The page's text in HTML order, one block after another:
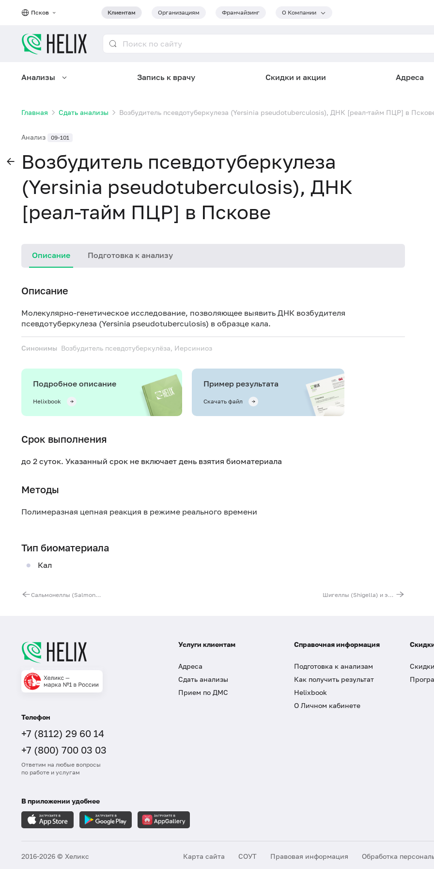
Псков Клиентам Организациям Франчайзинг О Компании
Анализы Запись к врачу Скидки и акции Адреса
Главная Сдать анализы Возбудитель псевдотуберкулеза (Yersinia pseudotuberculosis), ДНК [реал-тайм ПЦР] в
Анализ 09-101
Возбудитель псевдотуберкулеза
(Yersinia pseudotuberculosis), ДНК
[реал-тайм ПЦР] в Пскове
Описание Подготовка к анализу
Описание
Молекулярно-генетическое исследование, позволяющее выявить ДНК возбудителя
псевдотуберкулеза (Yersinia pseudotuberculosis) в образце кала.
Синонимы Возбудитель псевдотуберкулёза, Иерсиниоз
Подробное описание
Helixbook
Пример результата
Скачать файл
Срок выполнения
до 2 суток. Указанный срок не включает день взятия биоматериала
Методы
Полимеразная цепная реакция в режиме реального времени
Тип биоматериала
Кал
Сальмонеллы (Salmonella spp.), ДНК [реал-тайм ПЦР] Шигеллы (Shigella) и энтероинвазивные штаммы кишечной палочки (E. Coli), ДНК [реал-тайм ПЦР]
Телефон
+7 (8112) 29 60 14
+7 (800) 700 03 03
Ответим на любые вопросы
по работе и услугам
Услуги клиентам
Адреса
Сдать анализы
Прием по ДМС
Справочная информация
Подготовка к анализам
Как получить результат
Helixbook
О Личном кабинете
В приложении удобнее
2016-2026 © Хеликс Карта сайта СОУТ Правовая информация Обработка